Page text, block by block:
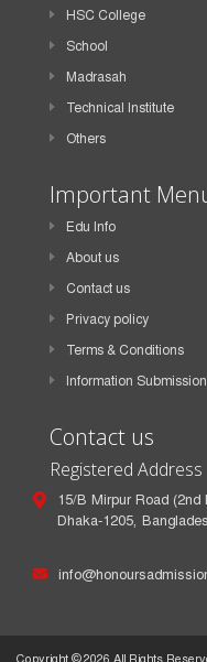
HSC College
School
Madrasah
Technical Institute
Others
Important
Edu Info
About us
Contact us
Privacy policy
Terms & Conditions
Information Submission
Contact us
Registered Address
15/B Mirpur Road
Dhaka-1205,